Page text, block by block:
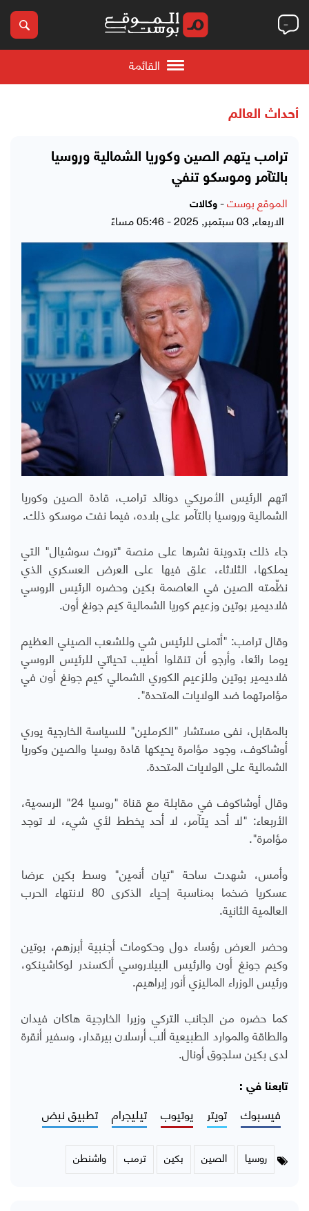
القائمة
أحداث العالم
ترامب يتهم الصين وكوريا الشمالية وروسيا
بالتآمر وموسكو تنفي
الموقع بوست- وكالات
الاربعاء, 03 سبتمبر, 2025 - 05:46 مساءً
اتهم الرئيس الأمريكي دونالد ترامب، قادة الصين وكوريا
الشمالية وروسيا بالتآمر على بلاده، فيما نفت موسكو ذلك.
جاء ذلك بتدوينة نشرها على منصة "تروث سوشيال" التي
يملكها، الثلاثاء، علق فيها على العرض العسكري الذي
نظّمته الصين في العاصمة بكين وحضره الرئيس الروسي
فلاديمير بوتين وزعيم كوريا الشمالية كيم جونغ أون.
وقال ترامب: "أتمنى للرئيس شي وللشعب الصيني العظيم
يوما رائعا، وأرجو أن تنقلوا أطيب تحياتي للرئيس الروسي
فلاديمير بوتين وللزعيم الكوري الشمالي كيم جونغ أون في
مؤامرتهما ضد الولايات المتحدة".
بالمقابل، نفى مستشار "الكرملين" للسياسة الخارجية يوري
أوشاكوف، وجود مؤامرة يحيكها قادة روسيا والصين وكوريا
الشمالية على الولايات المتحدة.
وقال أوشاكوف في مقابلة مع قناة "روسيا 24" الرسمية،
الأربعاء: "لا أحد يتآمر، لا أحد يخطط لأي شيء، لا توجد
مؤامرة".
وأمس، شهدت ساحة "تيان أنمين" وسط بكين عرضا
عسكريا ضخما بمناسبة إحياء الذكرى 80 لانتهاء الحرب
العالمية الثانية.
وحضر العرض رؤساء دول وحكومات أجنبية أبرزهم، بوتين
وكيم جونغ أون والرئيس البيلاروسي ألكسندر لوكاشينكو،
ورئيس الوزراء الماليزي أنور إبراهيم.
كما حضره من الجانب التركي وزيرا الخارجية هاكان فيدان
والطاقة والموارد الطبيعية ألب أرسلان بيرقدار، وسفير أنقرة
لدى بكين سلجوق أونال.
تابعنا في :
فيسبوك تويتر يوتيوب تيليجرام تطبيق نبض
روسيا الصين بكين ترمب واشنطن